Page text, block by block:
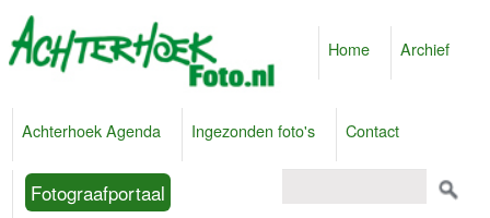
Home Archief
Achterhoek Agenda Ingezonden foto's Contact
Fotograafportaal